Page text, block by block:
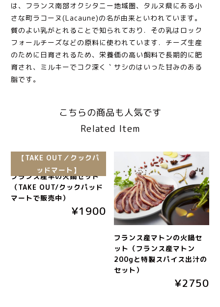
は、フランス南部オクシタニー地域圏、タルヌ県にある小
さな町ラコーヌ(Lacaune)の名が由来といわれています。
質のよい乳がとれることで知られており．その乳はロック
フォールチーズなどの原料に使われています．チーズ生産
のために日育されるため、栄養価の高い飼料で長期的に肥
育され、ミルキーでコク深く｀サシのはいった甘みのある
脂です。
こちらの商品も人気です
Related Item
【TAKE OUT／クックパ
ッドマート】
フランス産羊の火鍋セット
（TAKE OUT/クックパッド
マートで販売中）
¥1900
フランス産マトンの火鍋セ
ット（フランス産マトン
200gと特製スパイス出汁の
セット）
¥2750